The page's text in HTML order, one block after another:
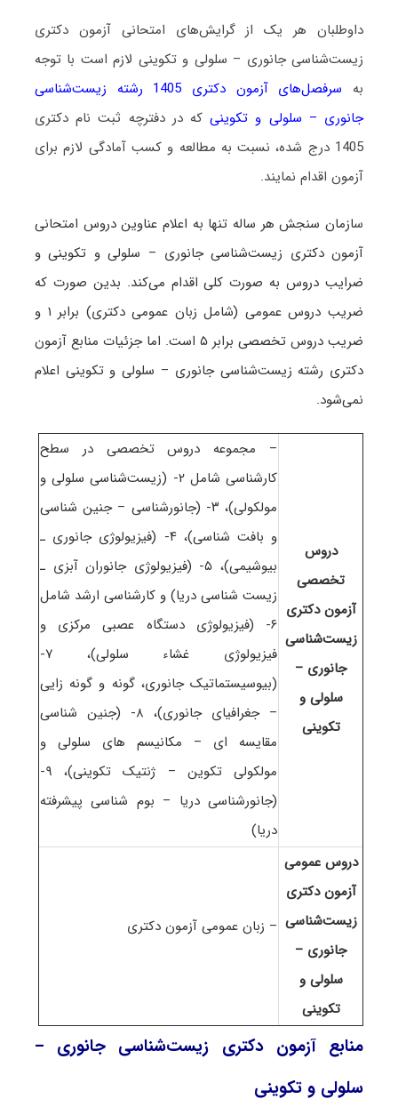
داوطلبان هر یک از گرایش‌های امتحانی آزمون دکتری
زیست‌شناسی جانوری – سلولی و تکوینی لازم است با توجه
به
سرفصل‌های آزمون دکتری 1405 رشته زیست‌شناسی
جانوری – سلولی و تکوینیکه در دفترچه ثبت نام دکتری
1405 درج شده، نسبت به مطالعه و کسب آمادگی لازم برای
آزمون اقدام نمایند.
سازمان سنجش هر ساله تنها به اعلام عناوین دروس امتحانی
آزمون دکتری زیست‌شناسی جانوری – سلولی و تکوینی و
ضرایب دروس به صورت کلی اقدام می‌کند. بدین صورت که
ضریب دروس عمومی (شامل زبان عمومی دکتری) برابر ۱ و
ضریب دروس تخصصی برابر ۵ است
. اما جزئیات منابع آزمون
دکتری رشته زیست‌شناسی جانوری – سلولی و تکوینی اعلام
نمی‌شود.
دروس
تخصصی
آزمون دکتری
زیست‌شناسی
جانوری –
سلولی و
تکوینی
– مجموعه دروس تخصصی در سطح
کارشناسی شامل ۲- (زیست‌شناسی سلولی و
مولکولی)، ۳- (جانورشناسی – جنین شناسی
و بافت شناسی)، ۴- (فیزیولوژی جانوری ـ
بیوشیمی)، ۵- (فیزیولوژی جانوران آبزی ـ
زیست شناسی دریا) و کارشناسی ارشد شامل
۶- (فیزیولوژی دستگاه عصبی مرکزی و
فیزیولوژی غشاء سلولی)، ۷-
(بیوسیستماتیک جانوری، گونه و گونه زایی
– جغرافیای جانوری)، ۸- (جنین شناسی
مقایسه ای – مکانیسم های سلولی و
مولکولی تکوین – ژنتیک تکوینی)، ۹-
(جانورشناسی دریا – بوم شناسی پیشرفته
دریا)
دروس عمومی
آزمون دکتری
زیست‌شناسی
جانوری –
سلولی و
تکوینی
– زبان عمومی آزمون دکتری
منابع آزمون دکتری زیست‌شناسی جانوری –
سلولی و تکوینی